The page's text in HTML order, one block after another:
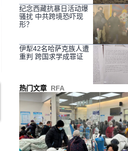
纪念西藏抗暴日活动爆
骚扰 中共跨境恐吓现
形？
伊犁42名哈萨克族人遭
重判 跨国求学成罪证
热门文章 RFA